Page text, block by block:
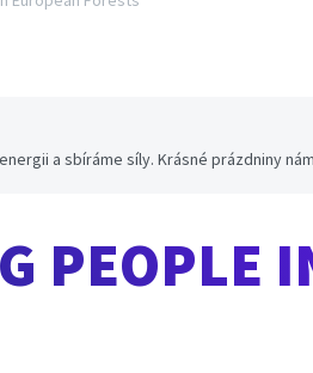
a sbíráme síly. Krásné prázdniny
PEOPLE